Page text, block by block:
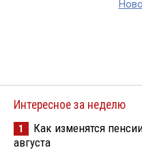
Интересное за неделю
1
Как изменятся
августа